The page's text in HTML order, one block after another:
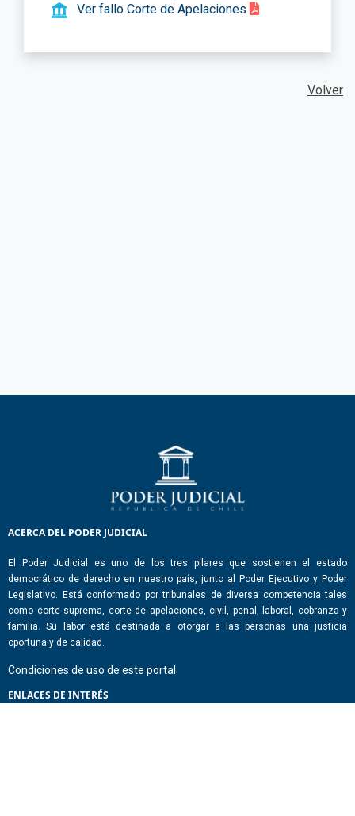
Ver fallo Corte de Apelaciones
Volver
ACERCA DEL PODER JUDICIAL
El Poder Judicial es uno de los tres pilares que sostienen el estado
democrático de derecho en nuestro país, junto al Poder Ejecutivo y Poder
Legislativo. Está conformado por tribunales de diversa competencia tales
como corte suprema, corte de apelaciones, civil, penal, laboral, cobranza y
familia. Su labor está destinada a otorgar a las personas una justicia
oportuna y de calidad.
Condiciones de uso de este portal
ENLACES DE INTERÉS